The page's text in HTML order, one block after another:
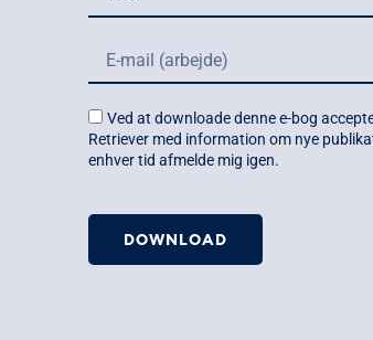
Ved at downloade denne e-bog
Retriever med information om nye
enhver tid afmelde mig igen.
DOWNLOAD